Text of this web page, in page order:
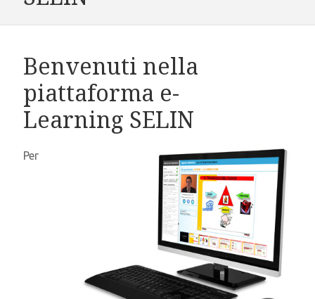
Benvenuti nella
piattaforma e-
Learning SELIN
Per